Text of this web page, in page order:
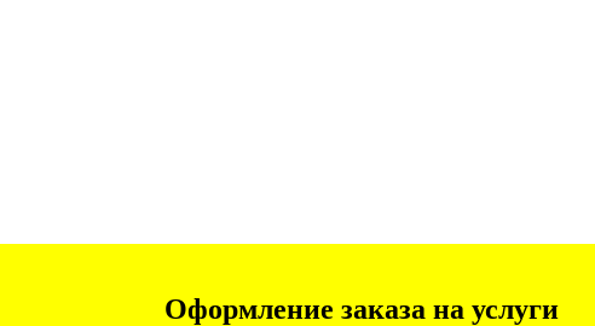
Оформление заказа на услуги